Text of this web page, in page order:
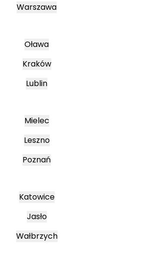
Warszawa
Oława
Kraków
Lublin
Mielec
Leszno
Poznań
Katowice
Jasło
Wałbrzych